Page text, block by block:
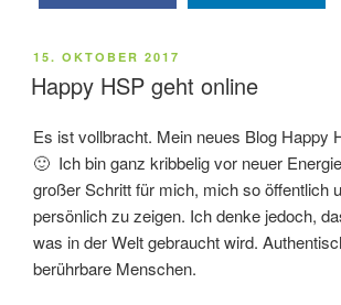
VERÖFFENTLICHT
AM
15. OKTOBER 2017
Happy HSP geht online
Es ist vollbracht. Mein neues Blog Happy
🙂 Ich bin ganz kribbelig vor neuer
großer Schritt für mich, mich so öffentlich
persönlich zu zeigen. Ich denke jedoch,
was in der Welt gebraucht wird.
berührbare Menschen.